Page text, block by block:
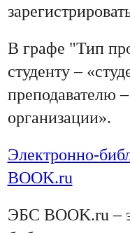
В графе "Тип
студенту –
преподавателю
организации».
Электронно-
BOOK.ru
ЭБС BOOK.ru –